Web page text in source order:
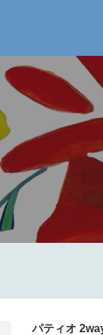
パティオ